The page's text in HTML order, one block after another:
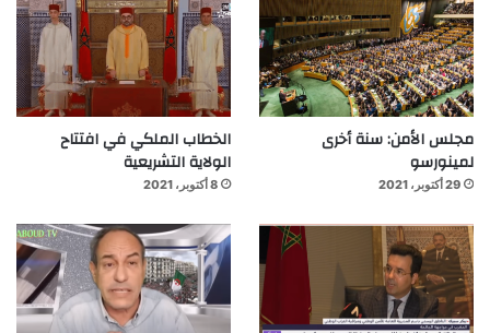
مجلس الأمن: سنة أخرى
لمينورسو
29 أكتوبر، 2021
الخطاب الملكي في افتتاح
الولاية التشريعية
8 أكتوبر، 2021